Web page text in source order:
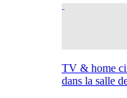
TV & home
dans la salle